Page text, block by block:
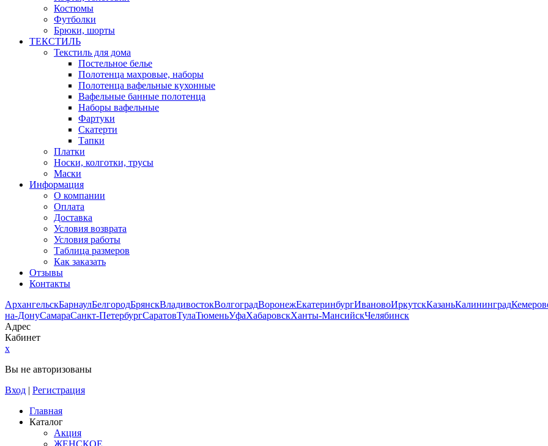
Костюмы
Футболки
Брюки, шорты
ТЕКСТИЛЬ
Текстиль для дома
Постельное белье
Полотенца махровые, наборы
Полотенца вафельные кухонные
Вафельные банные полотенца
Наборы вафельные
Фартуки
Скатерти
Тапки
Платки
Носки, колготки, трусы
Маски
Информация
О компании
Оплата
Доставка
Условия возврата
Условия работы
Таблица размеров
Как заказать
Отзывы
Контакты
АрхангельскБарнаулБелгородБрянскВладивостокВолгоградВоронежЕкатеринбургИвановоИркутскКазаньКалининград
на-ДонуСамараСанкт-ПетербургСаратовТулаТюменьУфаХабаровскХанты-МансийскЧелябинск
Адрес
Кабинет
x
Вы не авторизованы
Вход | Регистрация
Главная
Каталог
Акция
ЖЕНСКОЕ